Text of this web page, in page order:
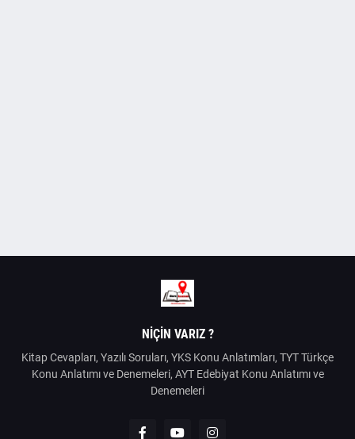
NIÇIN VARIZ ?
Kitap Cevapları, Yazılı Soruları, YKS Konu Anlatımları, TYT Türkçe
Konu Anlatımı ve Denemeleri, AYT Edebiyat Konu Anlatımı ve
Denemeleri